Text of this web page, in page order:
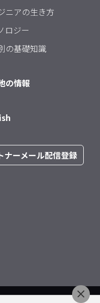
ニアの生き方
ロジー
の基礎知識
の情報
ナーメール配信登録